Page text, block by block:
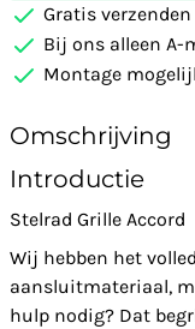
Gratis
Bij ons alleen
Montage
Omschrijving
Introductie
Stelrad Grille Accord
Wij hebben het
aansluitmateriaal,
hulp nodig? Dat